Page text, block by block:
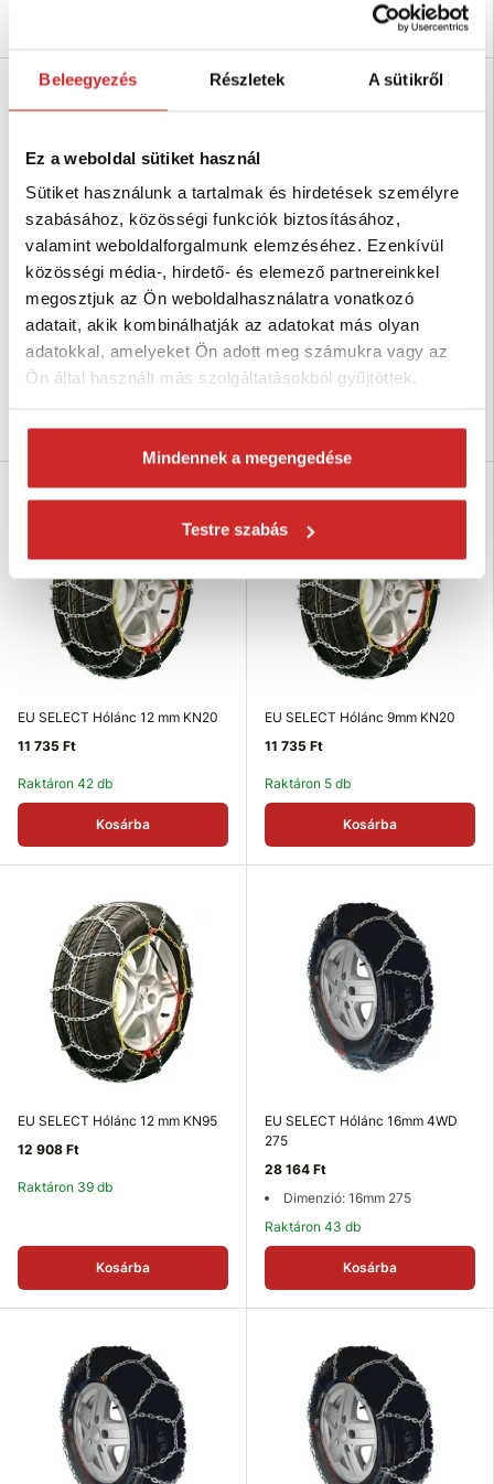
Beleegyezés Részletek A sütikről
Ez a weboldal sütiket használ
Sütiket használunk a tartalmak és hirdetések személyre
szabásához, közösségi funkciók biztosításához,
valamint weboldalforgalmunk elemzéséhez. Ezenkívül
közösségi média-, hirdető- és elemező partnereinkkel
megosztjuk az Ön weboldalhasználatra vonatkozó
adatait, akik kombinálhatják az adatokat más olyan
adatokkal, amelyeket Ön adott meg számukra vagy az
Ön által használt más szolgáltatásokból gyűjtöttek.
Mindennek a megengedése
Testre szabás
Kosárba
11 735 Ft
Raktáron 42 db Raktáron 2 db
EU SELECT Hólánc 12 mm KN20
11 735 Ft
Raktáron 42 db
Kosárba
EU SELECT Hólánc 9mm KN20
11 735 Ft
Raktáron 5 db
Kosárba
EU SELECT Hólánc 12 mm KN95
12 908 Ft
Raktáron 39 db
Kosárba
EU SELECT Hólánc 16mm 4WD
275
28 164 Ft
Dimenzió: 16mm 275
Raktáron 43 db
Kosárba